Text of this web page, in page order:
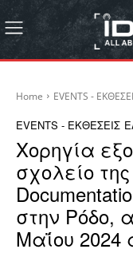
Home EVENTS -
EVENTS - ΕΚΘΕΣΕΙΣ
Χορηγία
σχολείο
στην Ρόδο,
Μαΐου 2024